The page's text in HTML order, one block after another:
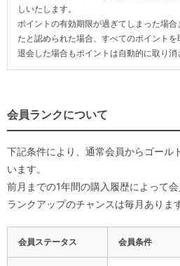
しいたします。
ポイントの有効期限が過ぎてしまった場
たと認められた場合、すべてのポイントを
退会した場合もポイントは自動的に取り消
会員ランクについて
下記条件により、通常会員からゴール
います。
前月までの1年間の購入履歴によって会
ランクアップのチャンスは毎月あります
会員ステータス 会員条件